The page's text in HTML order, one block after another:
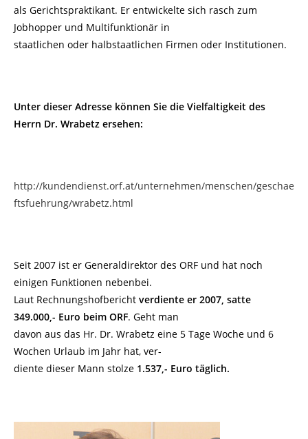
als Gerichtspraktikant. Er entwickelte sich rasch zum
Jobhopper und Multifunktionär in
staatlichen oder halbstaatlichen Firmen oder Institutionen.
Unter dieser Adresse können Sie die Vielfaltigkeit des
Herrn Dr. Wrabetz ersehen:
http://kundendienst.orf.at/unternehmen/menschen/geschae
ftsfuehrung/wrabetz.html
Seit 2007 ist er Generaldirektor des ORF und hat noch
einigen Funktionen nebenbei.
Laut Rechnungshofbericht verdiente er 2007, satte
349.000,- Euro beim ORF. Geht man
davon aus das Hr. Dr. Wrabetz eine 5 Tage Woche und 6
Wochen Urlaub im Jahr hat, ver-
diente dieser Mann stolze 1.537,- Euro täglich.